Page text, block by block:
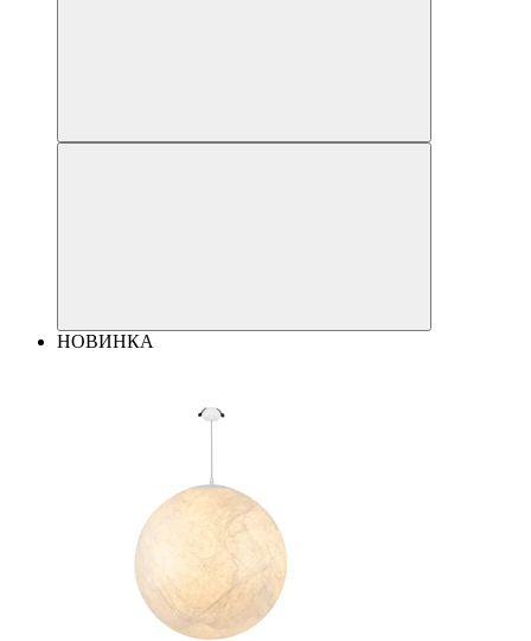
НОВИНКА